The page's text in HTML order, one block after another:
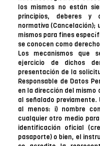
los mismos no están
principios, deberes y
normativa (Cancelación);
mismos para fines
se conocen como
Los mecanismos que
ejercicio de dichos
presentación de la
Responsable de Datos
en la dirección del mismo
al señalado
al menos: i) nombre
cualquier otro medio
identificación oficial
pasaporte) o bien, el